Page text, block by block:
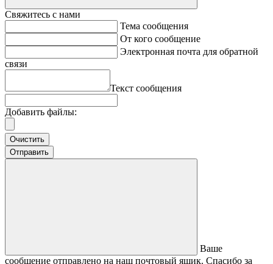
Свяжитесь с нами
Тема сообщения
От кого сообщение
Электронная почта для обратной
связи
Текст сообщения
Добавить файлы:
Очистить
Отправить
Ваше
сообщение отправлено на наш почтовый ящик. Спасибо за